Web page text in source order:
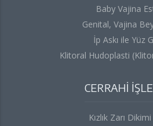
Baby Vajina
Genital, Vajina
İp Askı ile Yüz
Klitoral Hudoplasti
CERRAHİ
Kızlık Zarı